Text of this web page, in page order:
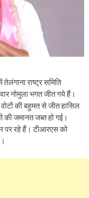
राष्ट्र समिति
नोमुला भगत जीत गये हैं।
की बहुमत से जीत हासिल
की जमानत जब्त हो गई।
पर रहे हैं। टीआरएस को